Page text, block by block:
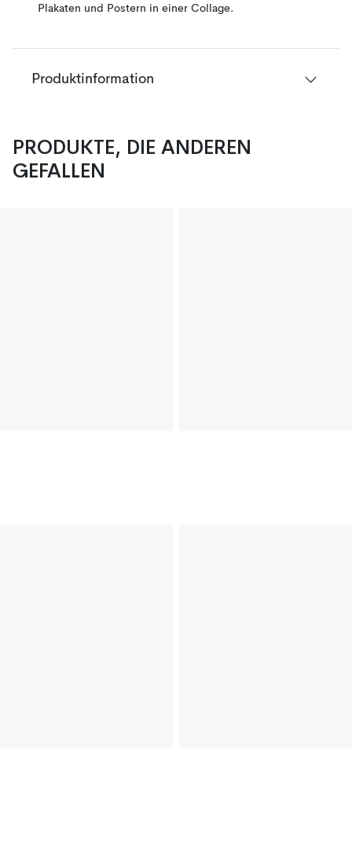
Plakaten und Postern in einer Collage.
Produktinformation
PRODUKTE, DIE ANDEREN
GEFALLEN